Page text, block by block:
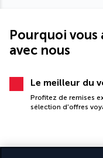
Pourquoi
avec nous
Le meilleur du
Profitez de remises
sélection d'offres